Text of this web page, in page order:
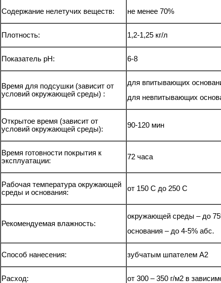
Содержание нелетучих веществ: не менее 70%
Плотность: 1,2-1,25 кг/л
Показатель рН: 6-8
Время для подсушки (зависит от
условий окружающей среды) :
для впитывающих
для невпитывающих
Открытое время (зависит от
условий окружающей среды):
90-120 мин
Время готовности покрытия к
эксплуатации:
72 часа
Рабочая температура окружающей
среды и основания:
от 150 С до 250 С
Рекомендуемая влажность:
окружающей среды – до
основания – до 4-5% абс.
Способ нанесения: зубчатым шпателем А2
Расход: от 300 – 350 г/м2 в